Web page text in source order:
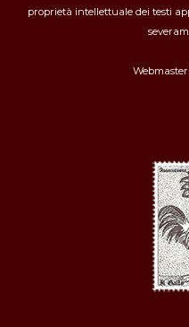
proprietà intellettuale dei testi
Webmaster